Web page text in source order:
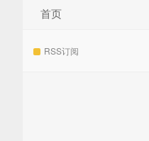
首页
RSS订阅